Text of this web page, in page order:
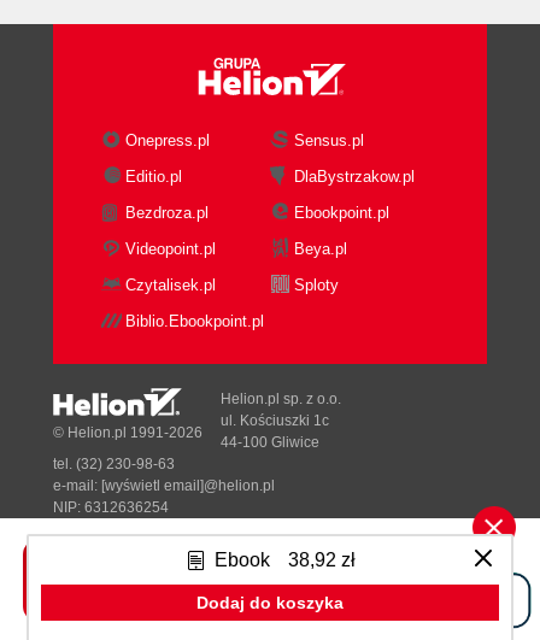
Ebook 38,92 zł
Dodaj do koszyka
Onepress.pl
Sensus.pl
Editio.pl
DlaBystrzakow.pl
Bezdroza.pl
Ebookpoint.pl
Videopoint.pl
Beya.pl
Czytalisek.pl
Sploty
Biblio.Ebookpoint.pl
Tonik.pl
© Helion.pl 1991-2026
Helion.pl sp. z o.o.
ul. Kościuszki 1c
44-100 Gliwice
tel. (32) 230-98-63
e-mail: [wyświetl email]@helion.pl
NIP: 6312636254